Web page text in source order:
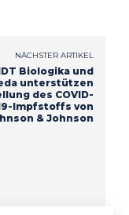
NÄCHSTER ARTIKEL
Biologika und
unterstützen
des COVID-
Impfstoffs von
& Johnson